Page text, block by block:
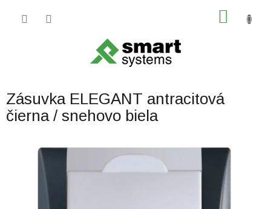
Zásuvka ELEGANT antracitová
čierna / snehovo biela